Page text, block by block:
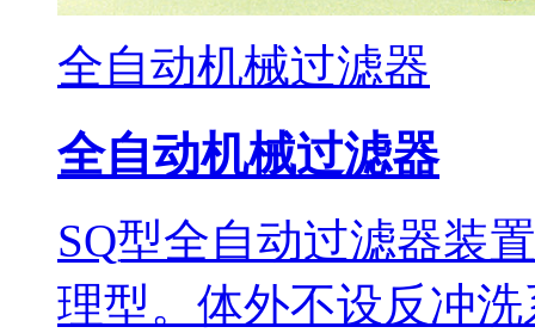
全自动机械过滤器
全自动机械过滤器
SQ型全自动过滤器装
理型。体外不设反冲